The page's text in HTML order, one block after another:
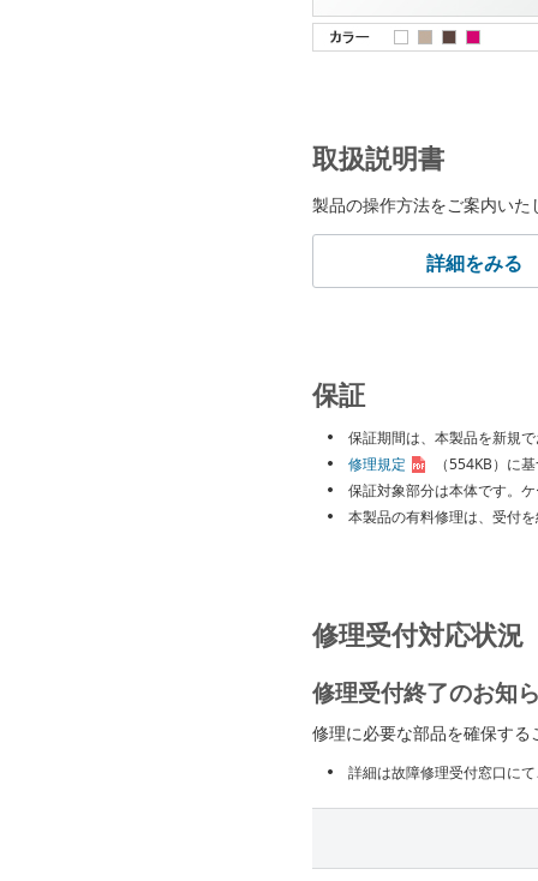
取扱説明書
製品の操作方法をご案内い
詳細をみる
保証
保証期間は、本製品を新規
修理規定
（554KB） に
保証対象部分は本体です。
本製品の有料修理は、受付
修理受付対応状況
修理受付終了のお知
修理に必要な部品を確保す
詳細は故障修理受付窓口に